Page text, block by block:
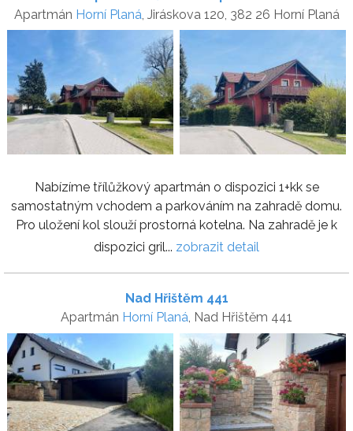
Apartmán Horní Planá, Jiráskova 120, 382 26 Horní Planá
Nabízíme třílůžkový apartmán o dispozici 1+kk se
samostatným vchodem a parkováním na zahradě domu.
Pro uložení kol slouží prostorná kotelna. Na zahradě je k
dispozici gril... zobrazit detail
Nad Hřištěm 441
Apartmán Horní Planá, Nad Hřištěm 441